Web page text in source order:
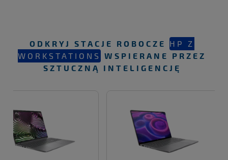
ODKRYJ STACJE ROBOCZE HP Z
WORKSTATIONS
WSPIERANE PRZEZ
SZTUCZNĄ INTELIGENCJĘ